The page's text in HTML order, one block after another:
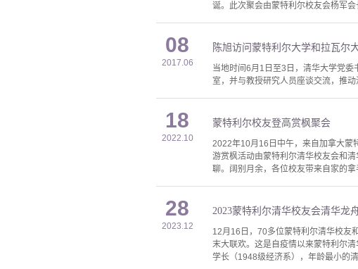
诞。此次聚会由蒙特利尔校友会杨军
08
2017.06
陈旭访问蒙特利尔大学和拉瓦尔
当地时间6月1日至3日，清华大学党
室，并与教授研究人员座谈交流，推
18
2022.10
蒙特利尔校友登高赏枫聚会
2022年10月16日中午，来自加拿大蒙
游赏枫活动由蒙特利尔清华校友会和
聊。阔别月余，各位校友带来自家的
28
2023.12
2023蒙特利尔清华校友会清华龙
12月16日，70多位蒙特利尔清华校友
末大联欢。这是自疫情以来蒙特利尔
学长（1948级经济系），年龄最小的